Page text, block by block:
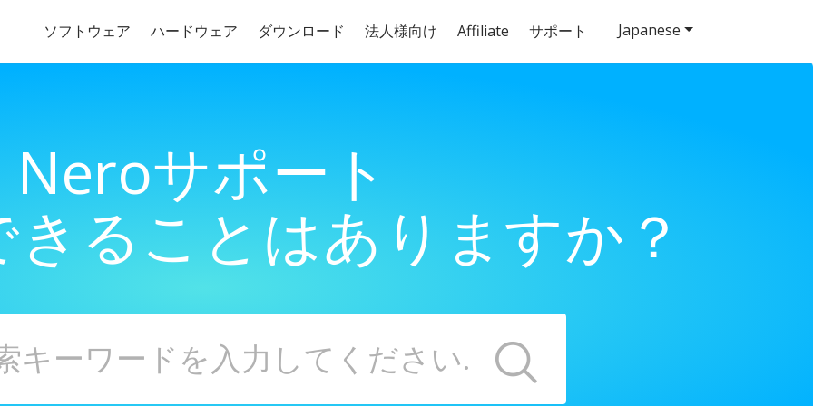
ソフトウェア ハードウェア ダウンロード 法人様向け Affiliate サポート
Neroサポート
ることはありますか？
Japanese